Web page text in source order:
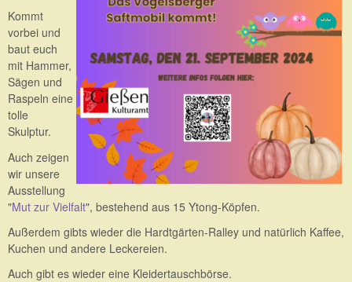
Kommt
vorbei und
baut euch
mit Hammer,
Sägen und
Raspeln eine
tolle
Skulptur.
Auch zeigen
wir unsere
Ausstellung
"Mut zur Vielfalt", bestehend aus 15 Ytong-Köpfen.
Außerdem gibts wieder die Hardtgärten-Ralley und natürlich Kaffee,
Kuchen und andere Leckereien.
Auch gibt es wieder eine Kleidertauschbörse.